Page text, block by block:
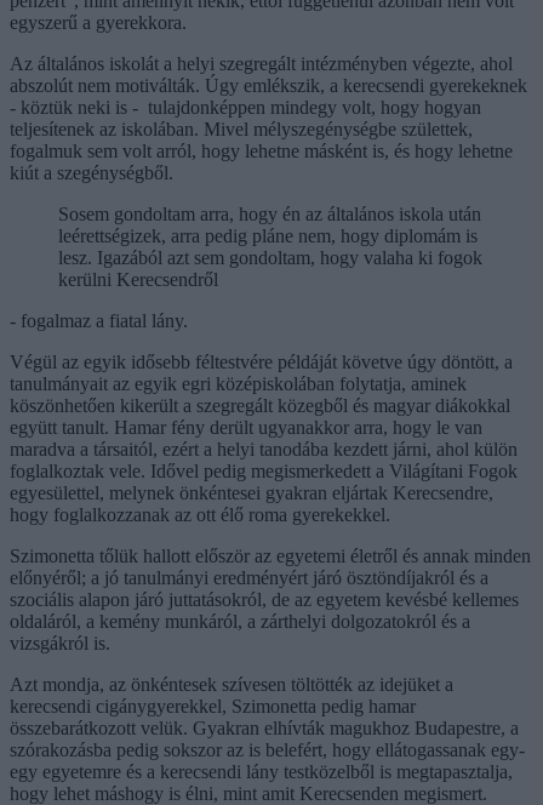
egyszerű a gyerekkora.
Az általános iskolát a helyi szegregált intézményben végezte, ahol
abszolút nem motiválták. Úgy emlékszik, a kerecsendi gyerekeknek
- köztük neki is - tulajdonképpen mindegy volt, hogy hogyan
teljesítenek az iskolában. Mivel mélyszegénységbe születtek,
fogalmuk sem volt arról, hogy lehetne másként is, és hogy lehetne
kiút a szegénységből.
Sosem gondoltam arra, hogy én az általános iskola után
leérettségizek, arra pedig pláne nem, hogy diplomám is
lesz. Igazából azt sem gondoltam, hogy valaha ki fogok
kerülni Kerecsendről
- fogalmaz a fiatal lány.
Végül az egyik idősebb féltestvére példáját követve úgy döntött, a
tanulmányait az egyik egri középiskolában folytatja, aminek
köszönhetően kikerült a szegregált közegből és magyar diákokkal
együtt tanult. Hamar fény derült ugyanakkor arra, hogy le van
maradva a társaitól, ezért a helyi tanodába kezdett járni, ahol külön
foglalkoztak vele. Idővel pedig megismerkedett a Világítani Fogok
egyesülettel, melynek önkéntesei gyakran eljártak Kerecsendre,
hogy foglalkozzanak az ott élő roma gyerekekkel.
Szimonetta tőlük hallott először az egyetemi életről és annak minden
előnyéről; a jó tanulmányi eredményért járó ösztöndíjakról és a
szociális alapon járó juttatásokról, de az egyetem kevésbé kellemes
oldaláról, a kemény munkáról, a zárthelyi dolgozatokról és a
vizsgákról is.
Azt mondja, az önkéntesek szívesen töltötték az idejüket a
kerecsendi cigánygyerekkel, Szimonetta pedig hamar
összebarátkozott velük. Gyakran elhívták magukhoz Budapestre, a
szórakozásba pedig sokszor az is belefért, hogy ellátogassanak egy-
egy egyetemre és a kerecsendi lány testközelből is megtapasztalja,
hogy lehet máshogy is élni, mint amit Kerecsenden megismert.